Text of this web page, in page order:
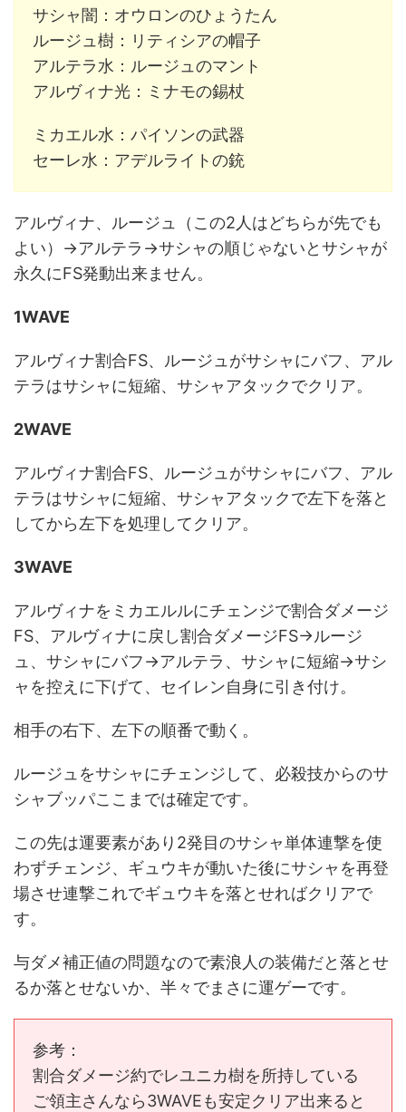
サシャ闇：オウロンのひょうたん
ルージュ樹：リティシアの帽子
アルテラ水：ルージュのマント
アルヴィナ光：ミナモの錫杖
ミカエル水：パイソンの武器
セーレ水：アデルライトの銃
アルヴィナ、ルージュ（この2人はどちらが先でも
よい）→アルテラ→サシャの順じゃないとサシャが
永久にFS発動出来ません。
1WAVE
アルヴィナ割合FS、ルージュがサシャにバフ、アル
テラはサシャに短縮、サシャアタックでクリア。
2WAVE
アルヴィナ割合FS、ルージュがサシャにバフ、アル
テラはサシャに短縮、サシャアタックで左下を落と
してから左下を処理してクリア。
3WAVE
アルヴィナをミカエルルにチェンジで割合ダメージ
FS、アルヴィナに戻し割合ダメージFS→ルージ
ュ、サシャにバフ→アルテラ、サシャに短縮→サシ
ャを控えに下げて、セイレン自身に引き付け。
相手の右下、左下の順番で動く。
ルージュをサシャにチェンジして、必殺技からのサ
シャブッパここまでは確定です。
この先は運要素があり2発目のサシャ単体連撃を使
わずチェンジ、ギュウキが動いた後にサシャを再登
場させ連撃これでギュウキを落とせればクリアで
す。
与ダメ補正値の問題なので素浪人の装備だと落とせ
るか落とせないか、半々でまさに運ゲーです。
参考：
割合ダメージ約でレユニカ樹を所持している
ご領主さんなら3WAVEも安定クリア出来ると